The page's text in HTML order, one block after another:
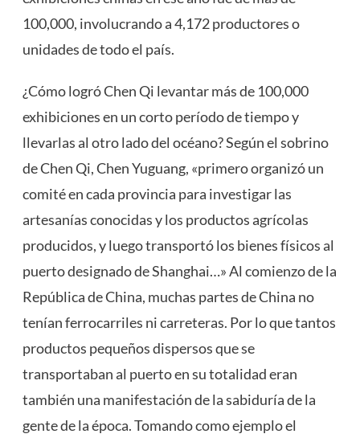
100,000, involucrando a 4,172 productores o
unidades de todo el país.
¿Cómo logró Chen Qi levantar más de 100,000
exhibiciones en un corto período de tiempo y
llevarlas al otro lado del océano? Según el sobrino
de Chen Qi, Chen Yuguang, «primero organizó un
comité en cada provincia para investigar las
artesanías conocidas y los productos agrícolas
producidos, y luego transportó los bienes físicos al
puerto designado de Shanghai…» Al comienzo de la
República de China, muchas partes de China no
tenían ferrocarriles ni carreteras. Por lo que tantos
productos pequeños dispersos que se
transportaban al puerto en su totalidad eran
también una manifestación de la sabiduría de la
gente de la época. Tomando como ejemplo el